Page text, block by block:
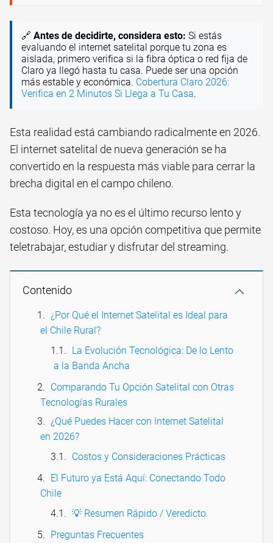
🔗 Antes de decidirte, considera esto: Si estás
evaluando el internet satelital porque tu zona es
aislada, primero verifica si la fibra óptica o red fija de
Claro ya llegó hasta tu casa. Puede ser una opción
más estable y económica. Cobertura Claro 2026:
Verifica en 2 Minutos Si Llega a Tu Casa.
Esta realidad está cambiando radicalmente en 2026.
El internet satelital de nueva generación se ha
convertido en la respuesta más viable para cerrar la
brecha digital en el campo chileno.
Esta tecnología ya no es el último recurso lento y
costoso. Hoy, es una opción competitiva que permite
teletrabajar, estudiar y disfrutar del streaming.
Contenido
¿Por Qué el Internet Satelital es Ideal para
el Chile Rural?
La Evolución Tecnológica: De lo Lento
a la Banda Ancha
Comparando Tu Opción Satelital con Otras
Tecnologías Rurales
¿Qué Puedes Hacer con Internet Satelital
en 2026?
Costos y Consideraciones Prácticas
El Futuro ya Está Aquí: Conectando Todo
Chile
💡 Resumen Rápido / Veredicto
Preguntas Frecuentes